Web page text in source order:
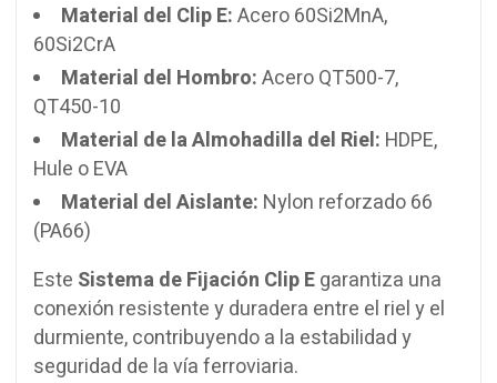
Material del Clip E:Acero 60Si2MnA,
60Si2CrA
Material del Hombro:Acero QT500-7,
QT450-10
Material de la Almohadilla del Riel: HDPE,
Hule o EVA
Material del Aislante: Nylon reforzado 66
(PA66)
Este Sistema de Fijación Clip Egarantiza una
conexión resistente y duradera entre el riel y el
durmiente, contribuyendo a la estabilidad y
seguridad de la vía ferroviaria.